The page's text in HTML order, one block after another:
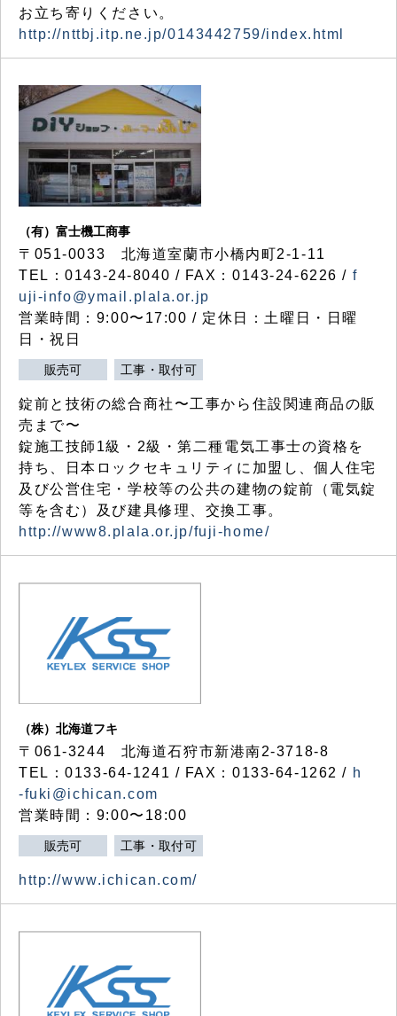
お立ち寄りください。
http://nttbj.itp.ne.jp/0143442759/index.html
（有）富士機工商事
〒051-0033 北海道室蘭市小橋内町2-1-11
TEL：0143-24-8040 / FAX：0143-24-6226 / f
uji-info@ymail.plala.or.jp
営業時間：9:00〜17:00 / 定休日：土曜日・日曜
日・祝日
販売可 工事・取付可
錠前と技術の総合商社〜工事から住設関連商品の販
売まで〜
錠施工技師1級・2級・第二種電気工事士の資格を
持ち、日本ロックセキュリティに加盟し、個人住宅
及び公営住宅・学校等の公共の建物の錠前（電気錠
等を含む）及び建具修理、交換工事。
http://www8.plala.or.jp/fuji-home/
（株）北海道フキ
〒061-3244 北海道石狩市新港南2-3718-8
TEL：0133-64-1241 / FAX：0133-64-1262 / h
-fuki@ichican.com
営業時間：9:00〜18:00
販売可 工事・取付可
http://www.ichican.com/